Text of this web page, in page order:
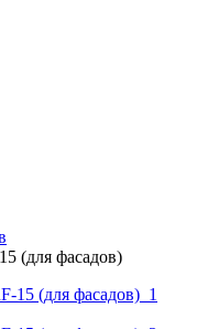
(для фасадов)